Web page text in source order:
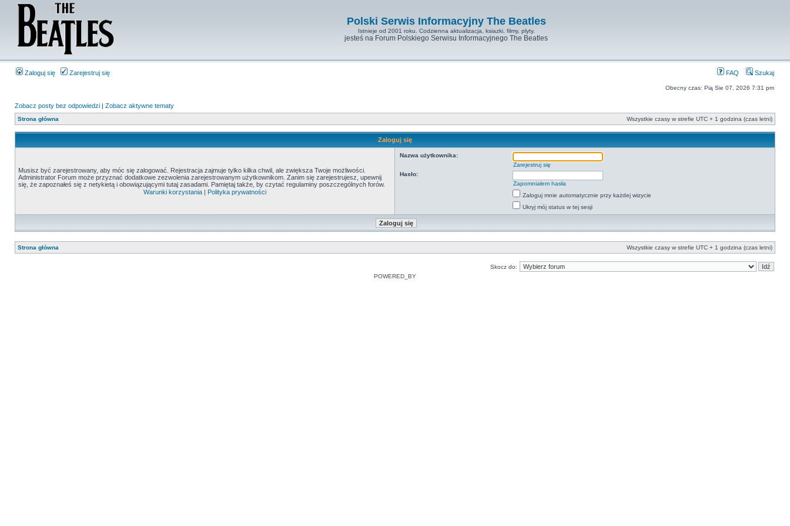
Polski Serwis Informacyjny The Beatles
Istnieje od 2001 roku. Codzienna aktualizacja, ksiazki, filmy, plyty.
jesteś na Forum Polskiego Serwisu Informacyjnego The Beatles
Zaloguj się Zarejestruj się FAQ Szukaj
Obecny czas: Pią Sie 07, 2026 7:31 pm
Zobacz posty bez odpowiedzi | Zobacz aktywne tematy
Strona główna Wszystkie czasy w strefie UTC + 1 godzina (czas letni)
Zaloguj się
Musisz być zarejestrowany, aby móc się zalogować. Rejestracja zajmuje tylko kilka chwil, ale zwiększa Twoje możliwości.
Administrator Forum może przyznać dodatkowe zezwolenia zarejestrowanym użytkownikom. Zanim się zarejestrujesz, upewnij
się, że zapoznałeś się z netykietą i obowiązującymi tutaj zasadami. Pamiętaj także, by czytać regulaminy poszczególnych forów.
Warunki korzystania | Polityka prywatności
Nazwa użytkownika:
Zarejestruj się
Hasło:
Zapomniałem hasła
Zaloguj mnie automatycznie przy każdej wizycie
Ukryj mój status w tej sesji
Strona główna Wszystkie czasy w strefie UTC + 1 godzina (czas letni)
Skocz do:
POWERED_BY